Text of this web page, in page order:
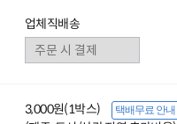
업체직배송
3,000원(1박스) 택배무료 안내